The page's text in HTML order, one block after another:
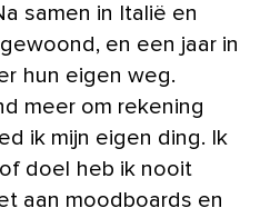
samen in Italië en
en een jaar in
hun eigen weg.
meer om rekening
ik mijn eigen ding. Ik
doel heb ik nooit
aan moodboards en